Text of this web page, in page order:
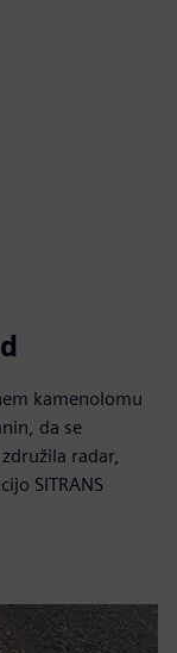
kamenolomu
da se
radar,
SITRANS